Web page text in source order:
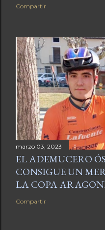
Compartir
marzo 03, 2023
EL ADEMUCERO
CONSIGUE UN
LA COPA
Compartir